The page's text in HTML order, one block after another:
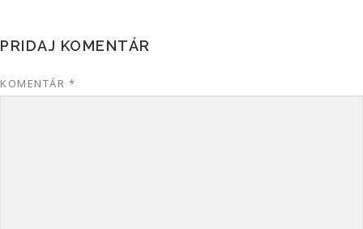
PRIDAJ KOMENTÁR
KOMENTÁR *